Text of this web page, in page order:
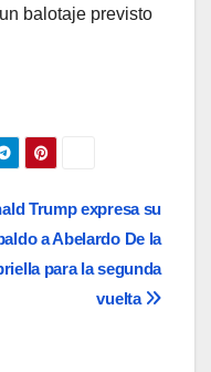
balotaje previsto
Trump expresa su
a Abelardo De la
para la segunda
vuelta